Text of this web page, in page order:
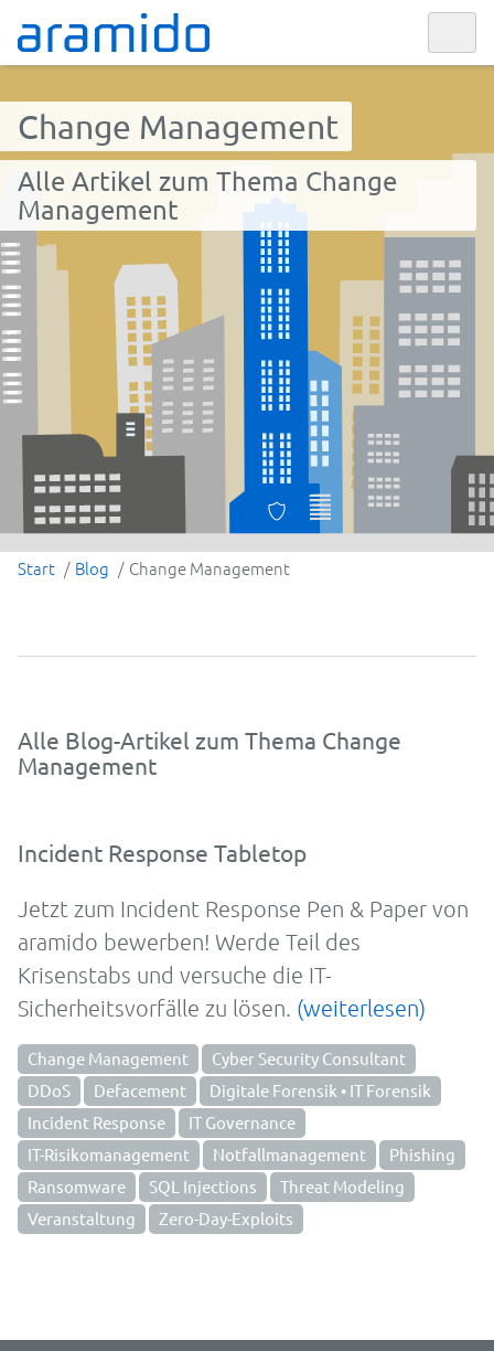
Change Management
Alle Artikel zum Thema Change
Management
Start Blog Change Management
Alle Blog-Artikel zum Thema Change
Management
Incident Response Tabletop
Jetzt zum Incident Response Pen & Paper von
aramido bewerben! Werde Teil des
Krisenstabs und versuche die IT-
Sicherheitsvorfälle zu lösen. (weiterlesen)
Change Management
Cyber Security Consultant
DDoS
Defacement
Digitale Forensik • IT Forensik
Incident Response
IT Governance
IT-Risikomanagement
Notfallmanagement
Phishing
Ransomware
SQL Injections
Threat Modeling
Veranstaltung
Zero-Day-Exploits